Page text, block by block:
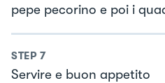
pepe pecorino e poi i
STEP 7
Servire e buon appetito